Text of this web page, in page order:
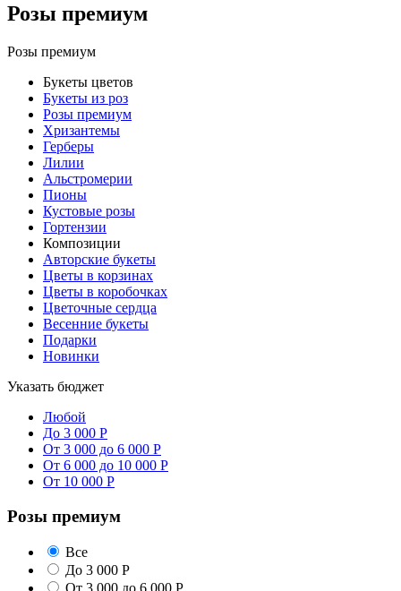
Розы премиум
Розы премиум
Букеты цветов
Букеты из роз
Розы премиум
Хризантемы
Герберы
Лилии
Альстромерии
Пионы
Кустовые розы
Гортензии
Композиции
Авторские букеты
Цветы в корзинах
Цветы в коробочках
Цветочные сердца
Весенние букеты
Подарки
Новинки
Указать бюджет
Любой
До 3 000 Р
От 3 000 до 6 000 Р
От 6 000 до 10 000 Р
От 10 000 Р
Розы премиум
Все
До 3 000 Р